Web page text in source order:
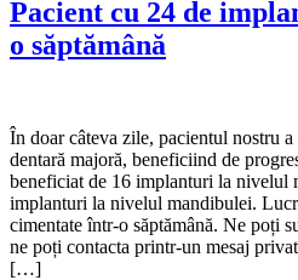
Pacient cu 24 de
o săptămână
În doar câteva zile, pacientul nostru
dentară majoră, beneficiind de
beneficiat de 16 implanturi la nivelul
implanturi la nivelul mandibulei.
cimentate într-o săptămână. Ne poți
ne poți contacta printr-un mesaj
[…]